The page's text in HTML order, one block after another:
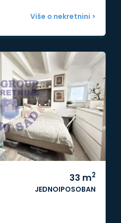
Više o nekretnini >
33 m2
JEDNOIPOSOBAN